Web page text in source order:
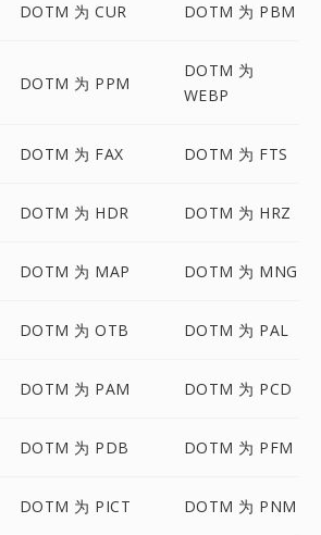
DOTM 为 CUR DOTM 为 PBM
DOTM 为 PPM
DOTM 为
WEBP
DOTM 为 FAX DOTM 为 FTS
DOTM 为 HDR DOTM 为 HRZ
DOTM 为 MAP DOTM 为 MNG
DOTM 为 OTB DOTM 为 PAL
DOTM 为 PAM DOTM 为 PCD
DOTM 为 PDB DOTM 为 PFM
DOTM 为 PICT DOTM 为 PNM